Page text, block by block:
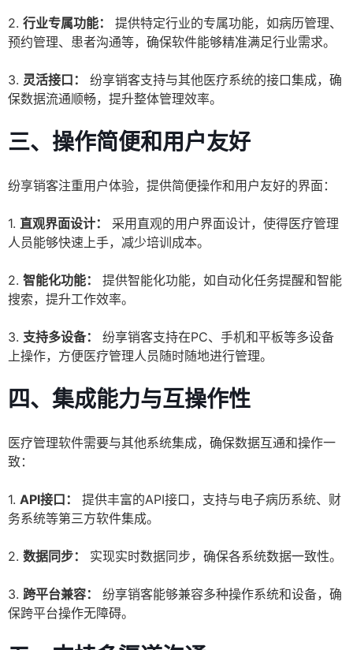
2. 行业专属功能：
提供特定行业的专属功能，如病历管理、
预约管理、患者沟通等，确保软件能够精准满足行业需求。
3. 灵活接口：
纷享销客支持与其他医疗系统的接口集成，确
保数据流通顺畅，提升整体管理效率。
三、操作简便和用户友好
纷享销客注重用户体验，提供简便操作和用户友好的界面：
1. 直观界面设计：
采用直观的用户界面设计，使得医疗管理
人员能够快速上手，减少培训成本。
2. 智能化功能：
提供智能化功能，如自动化任务提醒和智能
搜索，提升工作效率。
3. 支持多设备：
纷享销客支持在PC、手机和平板等多设备
上操作，方便医疗管理人员随时随地进行管理。
四、集成能力与互操作性
医疗管理软件需要与其他系统集成，确保数据互通和操作一
致：
1. API接口：
提供丰富的API接口，支持与电子病历系统、财
务系统等第三方软件集成。
2. 数据同步： 实现实时数据同步，确保各系统数据一致性。
3. 跨平台兼容：
纷享销客能够兼容多种操作系统和设备，确
保跨平台操作无障碍。